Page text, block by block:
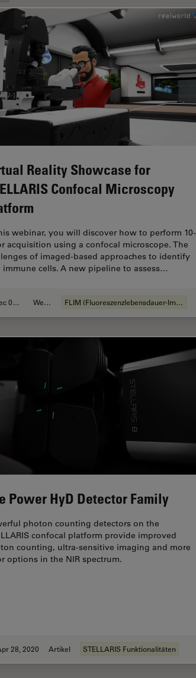
Reality Showcase for
Confocal Microscopy
webinar, you will discover how to perform 10-
acquisition using a confocal microscope. The
of imaged-based approaches to identify
immune cells. A new pipeline to assess…
Dec 05, 2022 Webinar FLIM (Fluoreszenzlebensdauer-Imaging-Mikroskopie)
Power HyD Detector Family
photon counting detectors on the
confocal platform provide improved
counting, ultra-sensitive imaging and more
options in the NIR spectrum.
28, 2020 Artikel STELLARIS Funktionalitäten